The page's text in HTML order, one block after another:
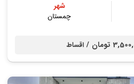
شهر
چمستان
تومان / اقساط